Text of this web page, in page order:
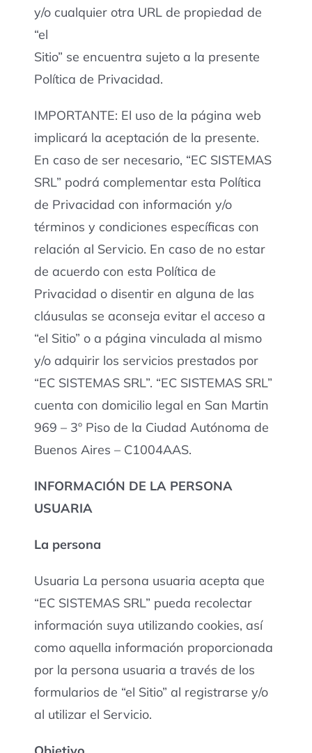
y/o cualquier otra URL de propiedad de
“el
Sitio” se encuentra sujeto a la presente
Política de Privacidad.
IMPORTANTE: El uso de la página web
implicará la aceptación de la presente.
En caso de ser necesario, “EC SISTEMAS
SRL” podrá complementar esta Política
de Privacidad con información y/o
términos y condiciones específicas con
relación al Servicio. En caso de no estar
de acuerdo con esta Política de
Privacidad o disentir en alguna de las
cláusulas se aconseja evitar el acceso a
“el Sitio” o a página vinculada al mismo
y/o adquirir los servicios prestados por
“EC SISTEMAS SRL”. “EC SISTEMAS SRL”
cuenta con domicilio legal en San Martin
969 – 3º Piso de la Ciudad Autónoma de
Buenos Aires – C1004AAS.
INFORMACIÓN DE LA PERSONA
USUARIA
La persona
Usuaria La persona usuaria acepta que
“EC SISTEMAS SRL” pueda recolectar
información suya utilizando cookies, así
como aquella información proporcionada
por la persona usuaria a través de los
formularios de “el Sitio” al registrarse y/o
al utilizar el Servicio.